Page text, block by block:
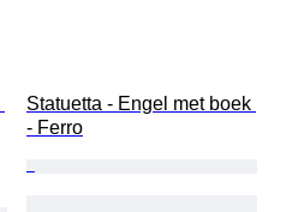
Statuetta - Engel met boek
- Ferro